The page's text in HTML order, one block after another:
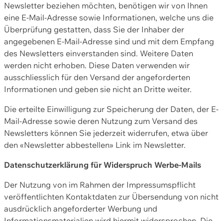
Newsletter beziehen möchten, benötigen wir von Ihnen
eine E-Mail-Adresse sowie Informationen, welche uns die
Überprüfung gestatten, dass Sie der Inhaber der
angegebenen E-Mail-Adresse sind und mit dem Empfang
des Newsletters einverstanden sind. Weitere Daten
werden nicht erhoben. Diese Daten verwenden wir
ausschliesslich für den Versand der angeforderten
Informationen und geben sie nicht an Dritte weiter.
Die erteilte Einwilligung zur Speicherung der Daten, der E-
Mail-Adresse sowie deren Nutzung zum Versand des
Newsletters können Sie jederzeit widerrufen, etwa über
den «Newsletter abbestellen» Link im Newsletter.
Datenschutzerklärung für Widerspruch Werbe-Mails
Der Nutzung von im Rahmen der Impressumspflicht
veröffentlichten Kontaktdaten zur Übersendung von nicht
ausdrücklich angeforderter Werbung und